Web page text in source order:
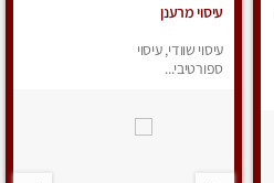
עיסוי מרענן
עיסוי שוודי, עיסוי
ספורטיבי...